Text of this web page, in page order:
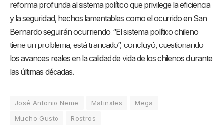
reforma profunda al sistema político que privilegie la eficiencia
y la seguridad, hechos lamentables como el ocurrido en San
Bernardo seguirán ocurriendo. “El sistema político chileno
tiene un problema, está trancado”, concluyó, cuestionando
los avances reales en la calidad de vida de los chilenos durante
las últimas décadas.
José Antonio Neme Matinales
Mega
Mucho Gusto
Rostros